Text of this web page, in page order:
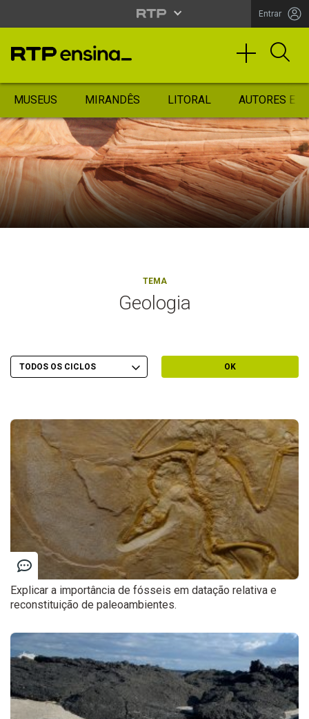
Entrar
MUSEUS MIRANDÊS LITORAL AUTORES
TEMA
Geologia
Filtrar por Ciclo
Escolher Ciclo OK
Explicar a importância de fósseis em datação relativa e
reconstituição de paleoambientes.